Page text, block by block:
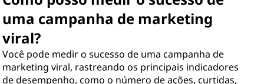
uma campanha de marketing
viral?
Você pode medir o sucesso de uma campanha de
marketing viral, rastreando os principais indicadores
de desempenho, como o número de ações, curtidas,